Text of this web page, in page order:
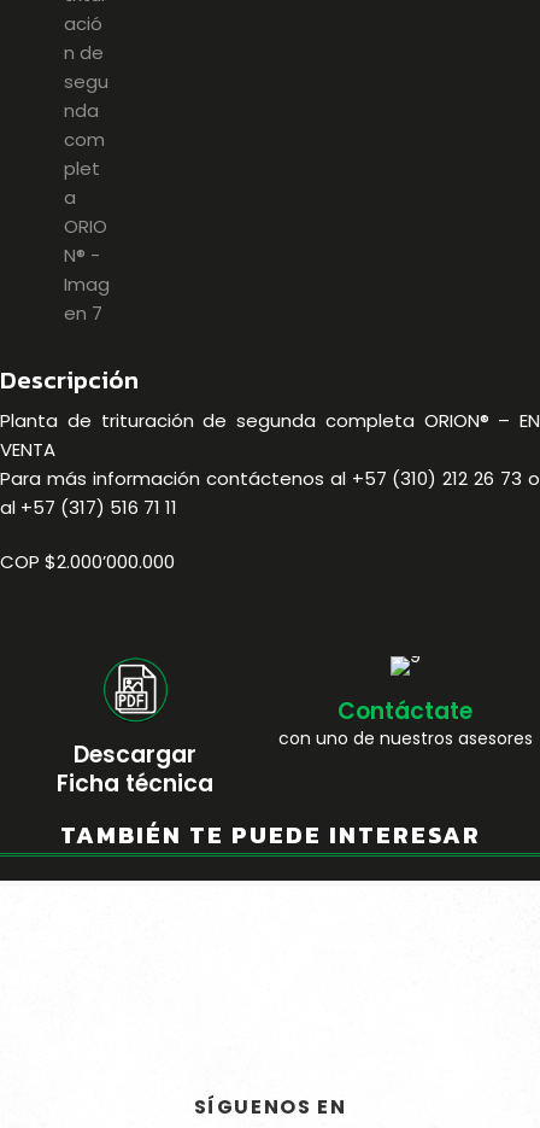
Descripción
Planta de trituración de segunda completa ORION® – EN
VENTA
Para más información contáctenos al +57 (310) 212 26 73 o
al +57 (317) 516 71 11
COP $2.000’000.000
Descargar
Ficha técnica
Contáctate
con uno de nuestros asesores
TAMBIÉN TE PUEDE INTERESAR
SÍGUENOS EN